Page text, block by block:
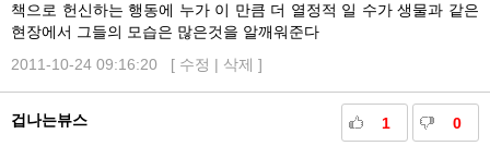
책으로 헌신하는 행동에 누가 이 만큼 더 열정적 일 수가 생물과 같은
현장에서 그들의 모습은 많은것을 알깨워준다
2011-10-24 09:16:20 [ 수정 | 삭제 ]
1 0
겁나는뷰스